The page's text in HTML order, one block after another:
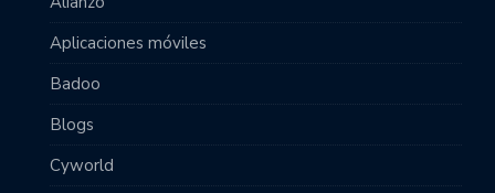
Aplicaciones móviles
Badoo
Blogs
Cyworld